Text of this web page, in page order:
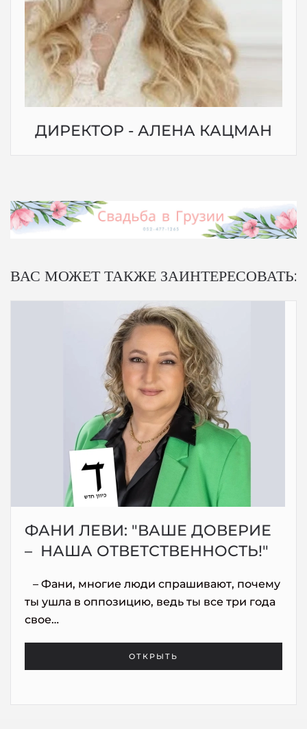
ДИРЕКТОР - АЛЕНА КАЦМАН
ВАС МОЖЕТ ТАКЖЕ ЗАИНТЕРЕСОВАТЬ:
ФАНИ ЛЕВИ: "ВАШЕ ДОВЕРИЕ
– НАША ОТВЕТСТВЕННОСТЬ!"
– Фани, многие люди спрашивают, почему
ты ушла в оппозицию, ведь ты все три года
свое…
ОТКРЫТЬ